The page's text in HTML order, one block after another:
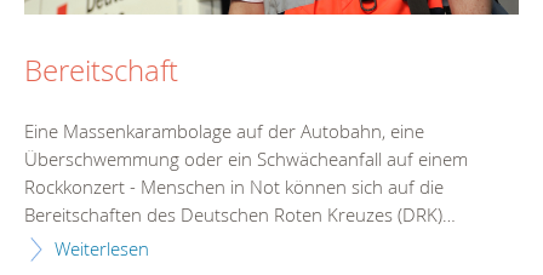
Bereitschaft
Eine Massenkarambolage auf der Autobahn, eine
Überschwemmung oder ein Schwächeanfall auf einem
Rockkonzert - Menschen in Not können sich auf die
Bereitschaften des Deutschen Roten Kreuzes (DRK)…
Weiterlesen